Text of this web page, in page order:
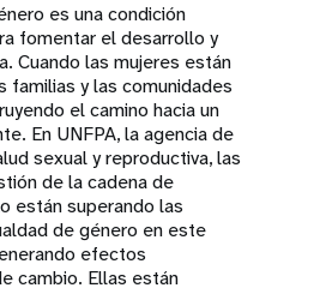
es una condición
fomentar el desarrollo y
Cuando las mujeres están
familias y las comunidades
el camino hacia un
En UNFPA, la agencia de
sexual y reproductiva, las
de la cadena de
están superando las
de género en este
efectos
cambio. Ellas están